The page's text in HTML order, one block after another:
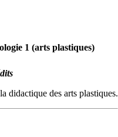
1 (arts plastiques)
didactique des arts plastiques.